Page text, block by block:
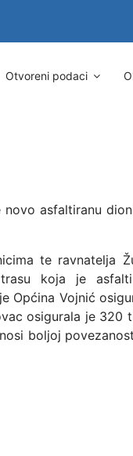
Otvoreni podaci
asfaltiranu
te ravnatelja
koja je
Općina Vojnić
osigurala je 320
boljoj